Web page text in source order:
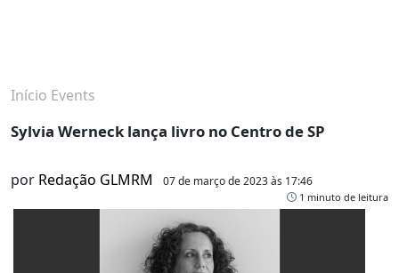
Início Events
Sylvia Werneck lança livro no Centro de SP
por Redação GLMRM 07 de março de 2023 às 17:46
1 minuto de leitura